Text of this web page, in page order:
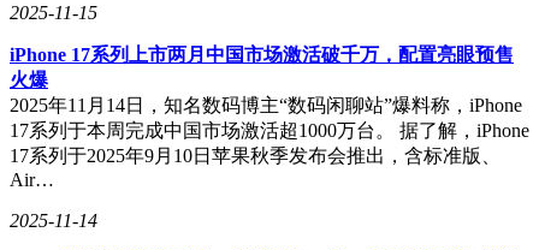
术的应用将越来越广泛，成为电子产品内低压功率器件的首
2025-11-15
iPhone 17系列上市两月中国市场激活破千万，配置亮眼预售
火爆
2025年11月14日，知名数码博主“数码闲聊站”爆料称，iPhone
17系列于本周完成中国市场激活超1000万台。 据了解，iPhone
17系列于2025年9月10日苹果秋季发布会推出，含标准版、
Air…
2025-11-14